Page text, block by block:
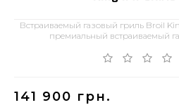
Встраиваемый газовый гриль Broil
премиальный встраиваемый
141 900 грн.